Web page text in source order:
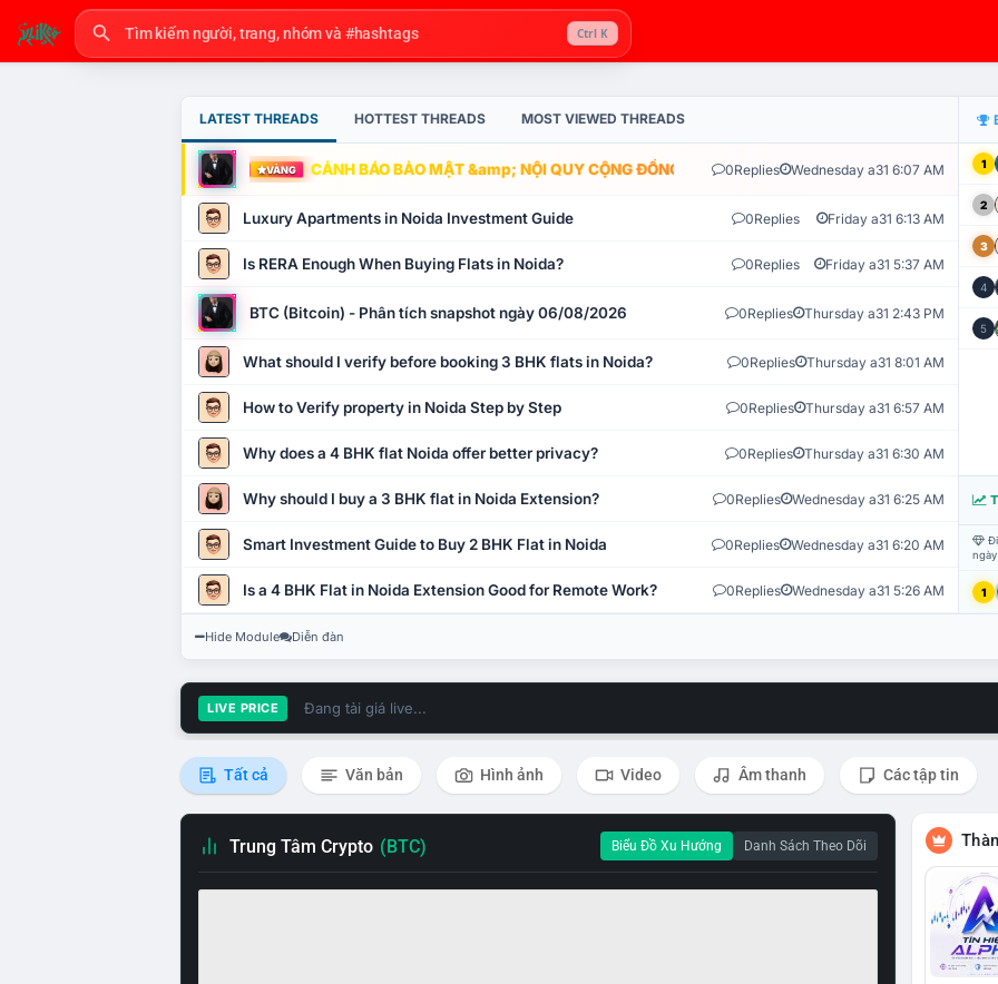
Ctrl K
LATEST THREADS HOTTEST THREADS MOST VIEWED THREADS
VÀNG CẢNH BÁO BẢO MẬT &amp; NỘI QUY CỘNG ĐỒNG VLIKE.VN: HỆ THỐNG GIÁM SÁT TỰ
0Replies Wednesday a31 6:07 AM
Luxury Apartments in Noida Investment Guide 0Replies Friday a31 6:13 AM
Is RERA Enough When Buying Flats in Noida? 0Replies Friday a31 5:37 AM
BTC (Bitcoin) - Phân tích snapshot ngày 06/08/2026 0Replies Thursday a31 2:43 PM
What should I verify before booking 3 BHK flats in Noida? 0Replies Thursday a31 8:01 AM
How to Verify property in Noida Step by Step 0Replies Thursday a31 6:57 AM
Why does a 4 BHK flat Noida offer better privacy? 0Replies Thursday a31 6:30 AM
Why should I buy a 3 BHK flat in Noida Extension? 0Replies Wednesday a31 6:25 AM
Smart Investment Guide to Buy 2 BHK Flat in Noida 0Replies Wednesday a31 6:20 AM
Is a 4 BHK Flat in Noida Extension Good for Remote Work? 0Replies Wednesday a31 5:26 AM
1
2
3
4
5
1
Hide Module Diễn đàn
LIVE PRICE Đang tải giá live...
Tất cả Văn bản Hình ảnh Video Âm thanh Các tập tin
Trung Tâm Crypto (BTC) Biểu Đồ Xu Hướng Danh Sách Theo Dõi